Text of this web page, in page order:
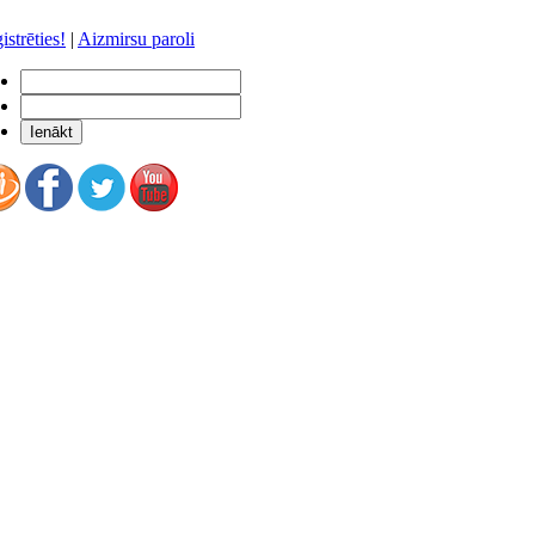
| Aizmirsu paroli